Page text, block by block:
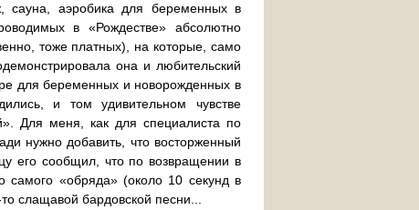
сауна, аэробика для беременных в
в «Рождестве» абсолютно
тоже платных), на которые, само
она и любительский
для беременных и новорожденных в
и том удивительном чувстве
Для меня, как для специалиста по
нужно добавить, что восторженный
его сообщил, что по возвращении в
самого «обряда» (около 10 секунд в
слащавой бардовской песни...